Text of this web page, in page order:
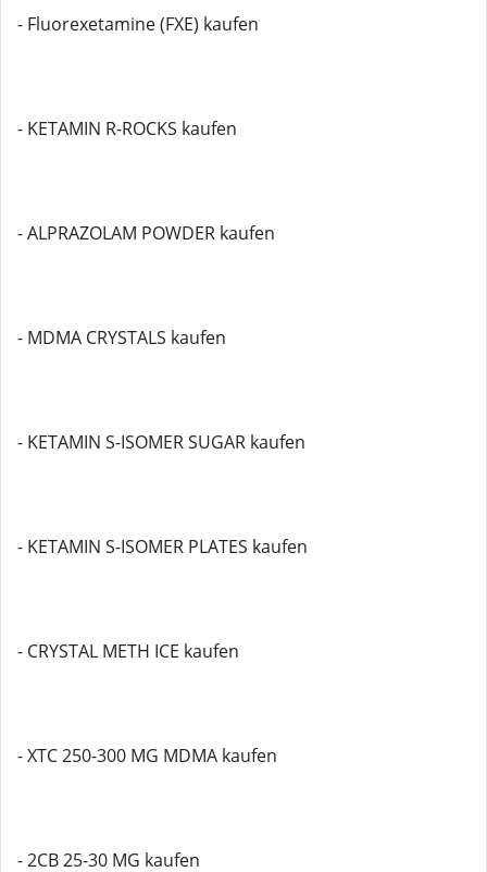
- Fluorexetamine (FXE) kaufen
- KETAMIN R-ROCKS kaufen
- ALPRAZOLAM POWDER kaufen
- MDMA CRYSTALS kaufen
- KETAMIN S-ISOMER SUGAR kaufen
- KETAMIN S-ISOMER PLATES kaufen
- CRYSTAL METH ICE kaufen
- XTC 250-300 MG MDMA kaufen
- 2CB 25-30 MG kaufen